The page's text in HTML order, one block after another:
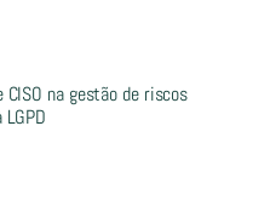
CISO na gestão de riscos